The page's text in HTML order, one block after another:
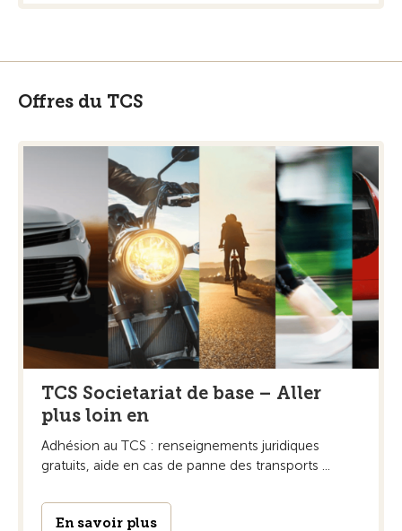
Offres du TCS
TCS Societariat de base – Aller
plus loin en
Adhésion au TCS : renseignements juridiques
gratuits, aide en cas de panne des transports ...
En savoir plus